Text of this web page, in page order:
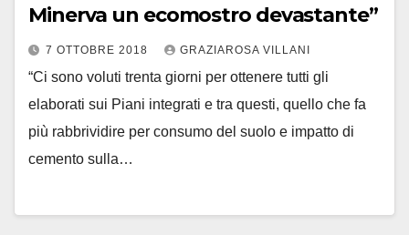
Minerva un ecomostro devastante”
7 OTTOBRE 2018 GRAZIAROSA VILLANI
“Ci sono voluti trenta giorni per ottenere tutti gli
elaborati sui Piani integrati e tra questi, quello che fa
più rabbrividire per consumo del suolo e impatto di
cemento sulla…